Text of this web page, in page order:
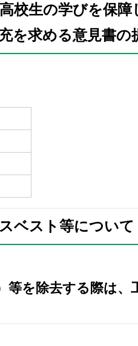
校生の学びを保
を求める意見書の
ベスト等について
等を除去する際は、